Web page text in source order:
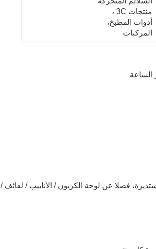
منتجات 3C ،
أدوات المطبخ،
المركبات
فضلا عن لوحة الكربون / الأنابيب / لفائف /